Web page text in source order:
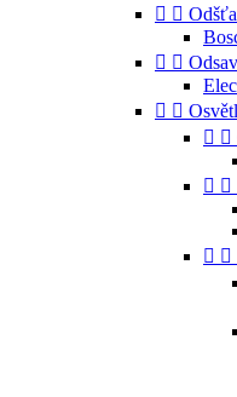
 
 
 
 
 
 